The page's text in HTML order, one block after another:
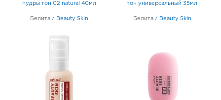
пудры тон 02 natural 40мл
Белита / Beauty Skin
тон универсальный 35мл
Белита / Beauty Skin